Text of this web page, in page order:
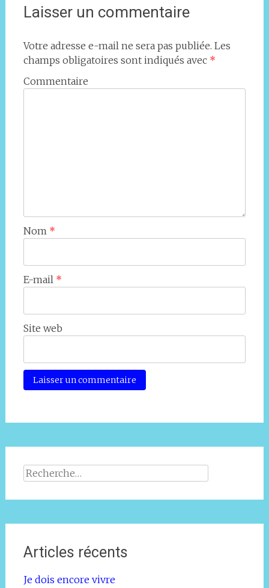
Laisser un commentaire
Votre adresse e-mail ne sera pas publiée. Les
champs obligatoires sont indiqués avec *
Commentaire
Nom *
E-mail *
Site web
Rechercher :
Articles récents
Je dois encore vivre